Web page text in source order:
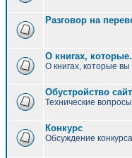
Разговор на
О книгах,
О книгах, которые вы
Обустройство
Технические
Конкурс
Обсуждение